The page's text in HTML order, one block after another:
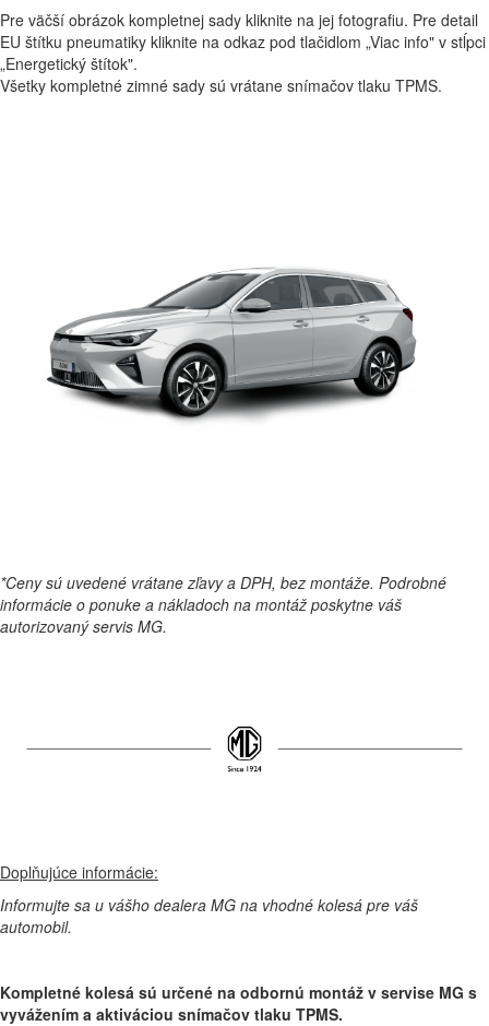
Pre väčší obrázok kompletnej sady kliknite na jej fotografiu. Pre detail
EU štítku pneumatiky kliknite na odkaz pod tlačidlom „Viac info" v stĺpci
„Energetický štítok".
Všetky kompletné zimné sady sú vrátane snímačov tlaku TPMS.
*Ceny sú uvedené vrátane zľavy a DPH, bez montáže. Podrobné
informácie o ponuke a nákladoch na montáž poskytne váš
autorizovaný servis MG.
Doplňujúce informácie:
Informujte sa u vášho dealera MG na vhodné kolesá pre váš
automobil.
Kompletné kolesá sú určené na odbornú montáž v servise MG s
vyvážením a aktiváciou snímačov tlaku TPMS.